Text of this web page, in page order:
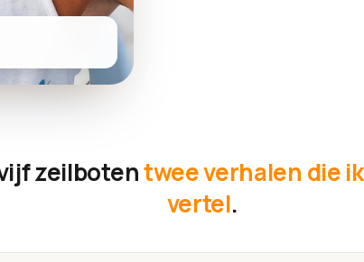
zeilbotentwee verhalen die
vertel.